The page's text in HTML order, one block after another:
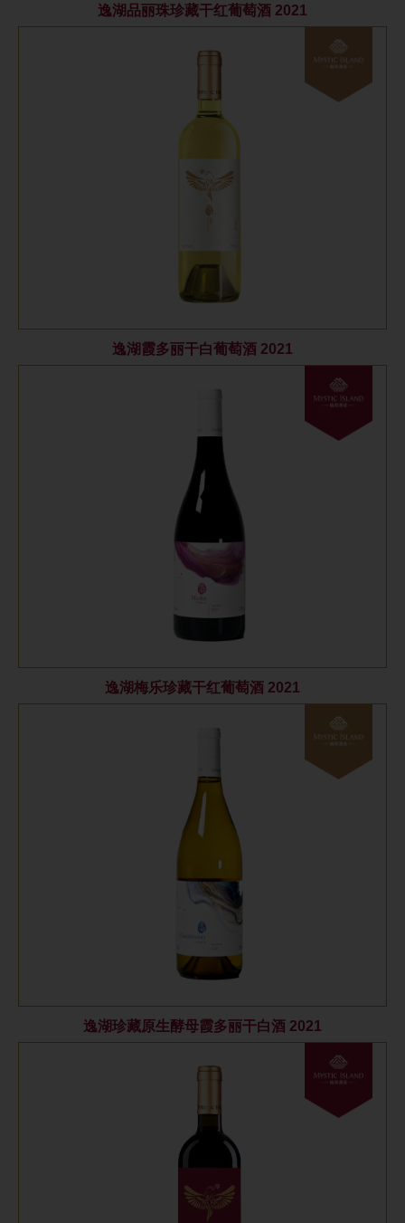
逸湖品丽珠珍藏干红葡萄酒 2021
逸湖霞多丽干白葡萄酒 2021
逸湖梅乐珍藏干红葡萄酒 2021
逸湖珍藏原生酵母霞多丽干白酒 2021